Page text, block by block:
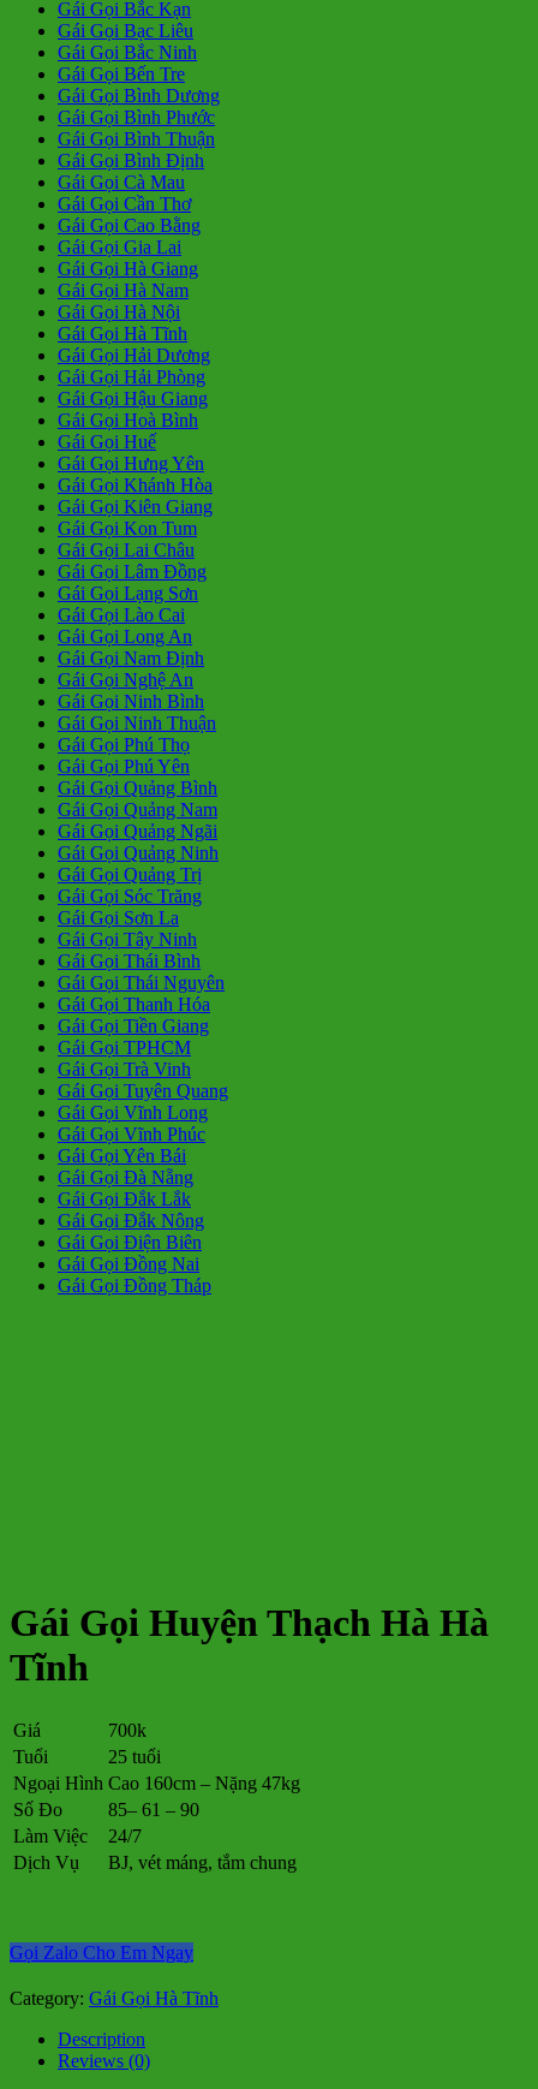
Gái Gọi Bắc Kạn
Gái Gọi Bạc Liêu
Gái Gọi Bắc Ninh
Gái Gọi Bến Tre
Gái Gọi Bình Dương
Gái Gọi Bình Phước
Gái Gọi Bình Thuận
Gái Gọi Bình Định
Gái Gọi Cà Mau
Gái Gọi Cần Thơ
Gái Gọi Cao Bằng
Gái Gọi Gia Lai
Gái Gọi Hà Giang
Gái Gọi Hà Nam
Gái Gọi Hà Nội
Gái Gọi Hà Tĩnh
Gái Gọi Hải Dương
Gái Gọi Hải Phòng
Gái Gọi Hậu Giang
Gái Gọi Hoà Bình
Gái Gọi Huế
Gái Gọi Hưng Yên
Gái Gọi Khánh Hòa
Gái Gọi Kiên Giang
Gái Gọi Kon Tum
Gái Gọi Lai Châu
Gái Gọi Lâm Đồng
Gái Gọi Lạng Sơn
Gái Gọi Lào Cai
Gái Gọi Long An
Gái Gọi Nam Định
Gái Gọi Nghệ An
Gái Gọi Ninh Bình
Gái Gọi Ninh Thuận
Gái Gọi Phú Thọ
Gái Gọi Phú Yên
Gái Gọi Quảng Bình
Gái Gọi Quảng Nam
Gái Gọi Quảng Ngãi
Gái Gọi Quảng Ninh
Gái Gọi Quảng Trị
Gái Gọi Sóc Trăng
Gái Gọi Sơn La
Gái Gọi Tây Ninh
Gái Gọi Thái Bình
Gái Gọi Thái Nguyên
Gái Gọi Thanh Hóa
Gái Gọi Tiền Giang
Gái Gọi TPHCM
Gái Gọi Trà Vinh
Gái Gọi Tuyên Quang
Gái Gọi Vĩnh Long
Gái Gọi Vĩnh Phúc
Gái Gọi Yên Bái
Gái Gọi Đà Nẵng
Gái Gọi Đắk Lắk
Gái Gọi Đắk Nông
Gái Gọi Điện Biên
Gái Gọi Đồng Nai
Gái Gọi Đồng Tháp
Gái Gọi Huyện Thạch Hà Hà
Tĩnh
Giá
700k
Tuổi
25 tuổi
Ngoại Hình Cao 160cm – Nặng 47kg
Số Đo
85– 61 – 90
Làm Việc
24/7
Dịch Vụ
BJ, vét máng, tắm chung
Gọi Zalo Cho Em Ngay
Category: Gái Gọi Hà Tĩnh
Description
Reviews (0)